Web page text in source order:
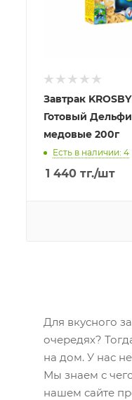
Завтрак KROSBY
Готовый
медовые 200г
Есть в наличии: 4
1 440 тг./шт
Для вкусного
очередях?
на дом. У нас
Мы знаем с
нашем сайте